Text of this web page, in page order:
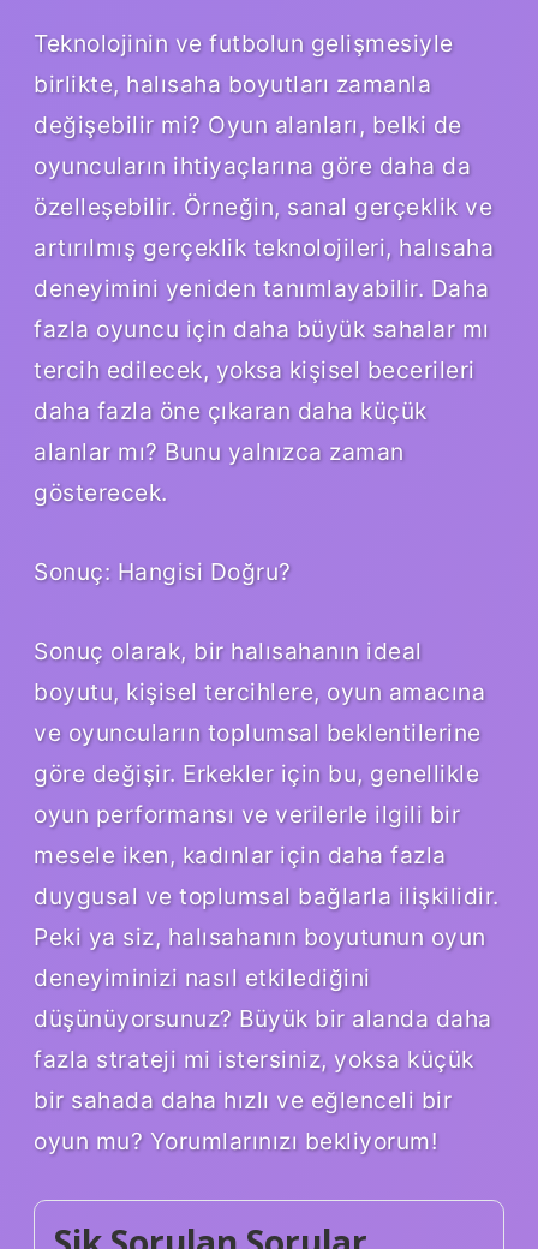
Teknolojinin ve futbolun gelişmesiyle
birlikte, halısaha boyutları zamanla
değişebilir mi? Oyun alanları, belki de
oyuncuların ihtiyaçlarına göre daha da
özelleşebilir. Örneğin, sanal gerçeklik ve
artırılmış gerçeklik teknolojileri, halısaha
deneyimini yeniden tanımlayabilir. Daha
fazla oyuncu için daha büyük sahalar mı
tercih edilecek, yoksa kişisel becerileri
daha fazla öne çıkaran daha küçük
alanlar mı? Bunu yalnızca zaman
gösterecek.
Sonuç: Hangisi Doğru?
Sonuç olarak, bir halısahanın ideal
boyutu, kişisel tercihlere, oyun amacına
ve oyuncuların toplumsal beklentilerine
göre değişir. Erkekler için bu, genellikle
oyun performansı ve verilerle ilgili bir
mesele iken, kadınlar için daha fazla
duygusal ve toplumsal bağlarla ilişkilidir.
Peki ya siz, halısahanın boyutunun oyun
deneyiminizi nasıl etkilediğini
düşünüyorsunuz? Büyük bir alanda daha
fazla strateji mi istersiniz, yoksa küçük
bir sahada daha hızlı ve eğlenceli bir
oyun mu? Yorumlarınızı bekliyorum!